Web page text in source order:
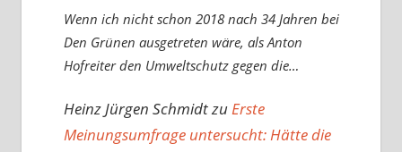
Wenn ich nicht schon 2018 nach 34 Jahren bei
Den Grünen ausgetreten wäre, als Anton
Hofreiter den Umweltschutz gegen die…
Heinz Jürgen SchmidtzuErste
Meinungsumfrage untersucht: Hätte die